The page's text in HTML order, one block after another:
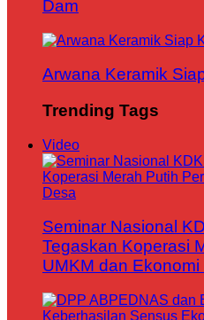
Dam
Arwana Keramik
Trending Tags
Video
Seminar Nasional
Tegaskan Koperasi
UMKM dan Ekonomi